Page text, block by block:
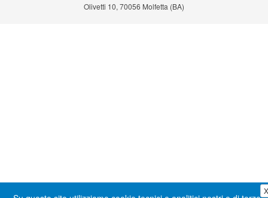
X
Olivetti 10, 70056 Molfetta (BA)